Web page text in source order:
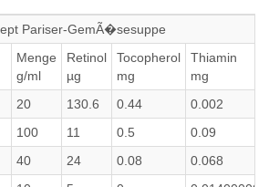
Pariser-GemÃ�sesuppe
Menge
g/ml
Retinol
µg
Tocopherol
mg
Thiamin
mg
20 130.6 0.44
0.002
100 11 0.5
0.09
40 24 0.08
0.068